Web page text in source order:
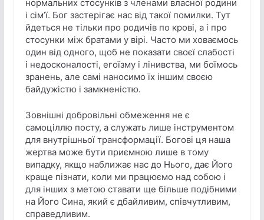
нормальних стосунків з членами власної родини
і сім’ї. Бог застерігає нас від такої помилки. Тут
йдеться не тільки про родичів по крові, а і про
стосунки між братами у вірі. Часто ми ховаємось
один від одного, щоб не показати своєї слабості
і недосконалості, егоїзму і лінивства, ми боїмось
зранень, але самі наносимо їх іншим своєю
байдужістю і замкненістю.
Зовнішні добровільні обмеження не є
самоціллю посту, а служать лише інструментом
для внутрішньої трансформації. Богові ця наша
жертва може бути приємною лише в тому
випадку, якщо наближає нас до Нього, дає Його
краще пізнати, коли ми працюємо над собою і
для інших з метою ставати ще більше подібними
на Його Сина, який є дбайливим, співчутливим,
справедливим.